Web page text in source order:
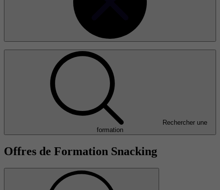
Rechercher une
formation
Offres de Formation Snacking